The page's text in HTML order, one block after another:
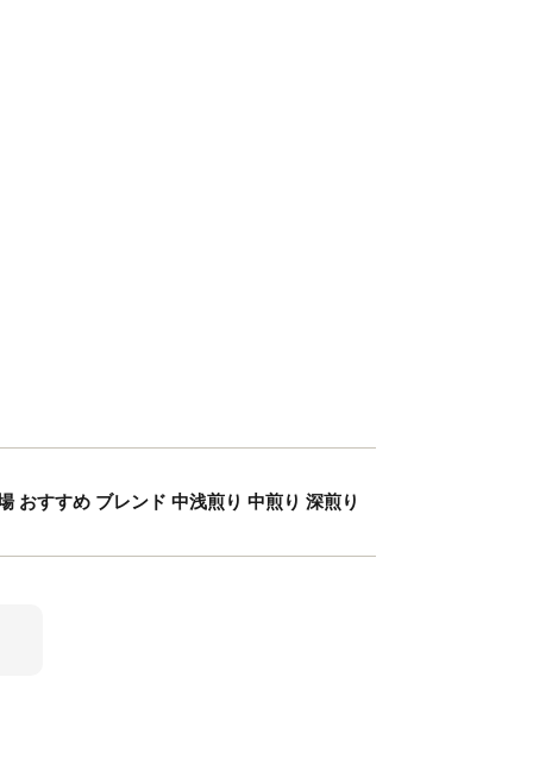
おすすめ ブレンド 中浅煎り 中煎り 深煎り